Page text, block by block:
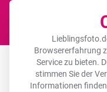
Browsererfahrung
Service zu bieten.
stimmen Sie der
Informationen
Leinwandbild
Zitate